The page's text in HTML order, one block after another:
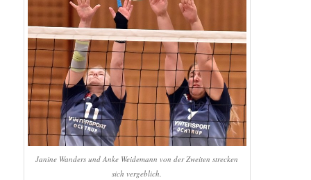
Janine Wanders und Anke Weidemann von der Zweiten strecken
sich vergeblich.